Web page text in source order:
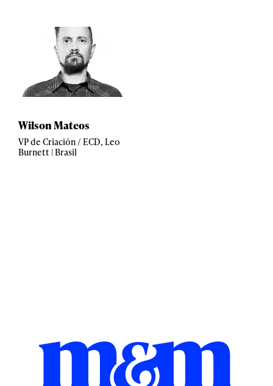
Wilson Mateos
VP de Criación / ECD, Leo
Burnett | Brasil